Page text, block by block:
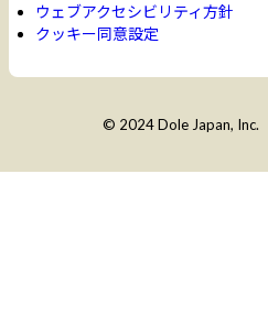
ウェブアクセシビリティ方針
クッキー同意設定
© 2024 Dole Japan, Inc.